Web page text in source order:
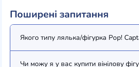
Поширені запитання
Якого типу лялька/фігурка Pop!
Чи можу я у вас купити вінілову